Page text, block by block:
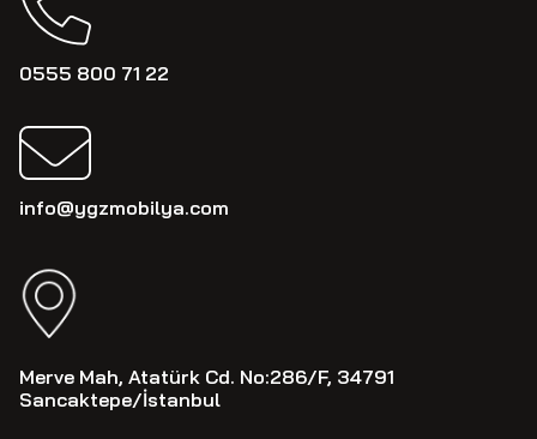
0555 800 71 22
info@ygzmobilya.com
Merve Mah, Atatürk Cd. No:286/F, 34791
Sancaktepe/İstanbul